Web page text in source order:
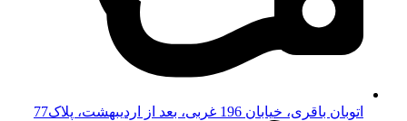
اتوبان باقری، خیابان 196 غربی، بعد از اردیبهشت، پلاک77